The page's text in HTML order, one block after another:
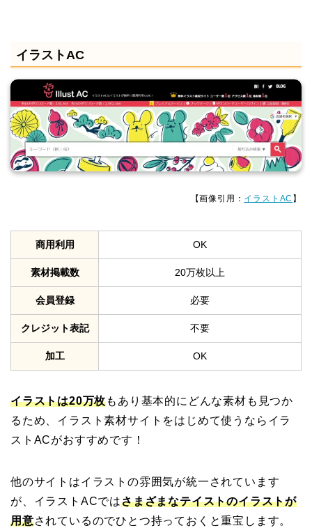
イラストAC
【画像引用： イラストAC 】
商用利用 OK
素材掲載数 20万枚以上
会員登録 必要
クレジット表記 不要
加工 OK
イラストは20万枚もあり基本的にどんな素材も見つか
るため、イラスト素材サイトをはじめて使うならイラ
ストACがおすすめです！
他のサイトはイラストの雰囲気が統一されています
が、イラストACではさまざまなテイストのイラストが
用意されているのでひとつ持っておくと重宝します。